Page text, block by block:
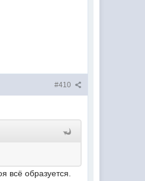
#410
всё образуется.